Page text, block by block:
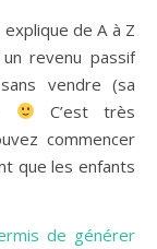
de A à Z
revenu passif
vendre (sa
C’est très
commencer
que les enfants
de générer